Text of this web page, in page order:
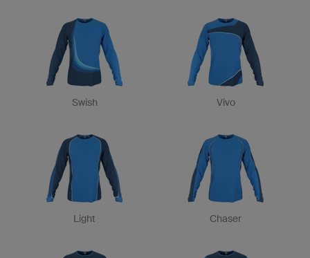
Swish Vivo
Light Chaser